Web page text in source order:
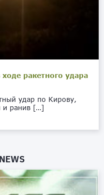
ракетного удара
удар по Кирову,
и ранив […]